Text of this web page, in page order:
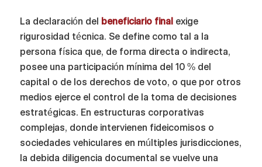
La declaración del beneficiario final exige
rigurosidad técnica. Se define como tal a la
persona física que, de forma directa o indirecta,
posee una participación mínima del 10 % del
capital o de los derechos de voto, o que por otros
medios ejerce el control de la toma de decisiones
estratégicas. En estructuras corporativas
complejas, donde intervienen fideicomisos o
sociedades vehiculares en múltiples jurisdicciones,
la debida diligencia documental se vuelve una